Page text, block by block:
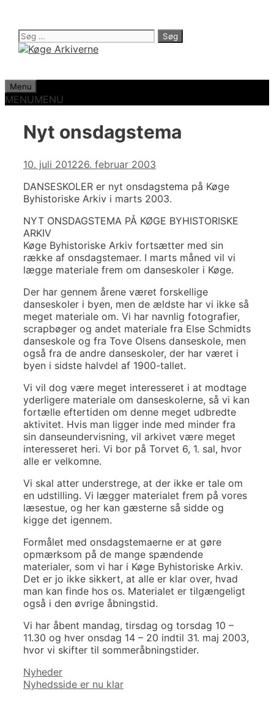
indhold
Søg
efter:
Menu
MENUMENU
Nyt onsdagstema
10. juli 201226. februar 2003
DANSESKOLER er nyt onsdagstema på Køge
Byhistoriske Arkiv i marts 2003.
NYT ONSDAGSTEMA PÅ KØGE BYHISTORISKE
ARKIV
Køge Byhistoriske Arkiv fortsætter med sin
række af onsdagstemaer. I marts måned vil vi
lægge materiale frem om danseskoler i Køge.
Der har gennem årene været forskellige
danseskoler i byen, men de ældste har vi ikke så
meget materiale om. Vi har navnlig fotografier,
scrapbøger og andet materiale fra Else Schmidts
danseskole og fra Tove Olsens danseskole, men
også fra de andre danseskoler, der har været i
byen i sidste halvdel af 1900-tallet.
Vi vil dog være meget interesseret i at modtage
yderligere materiale om danseskolerne, så vi kan
fortælle eftertiden om denne meget udbredte
aktivitet. Hvis man ligger inde med minder fra
sin danseundervisning, vil arkivet være meget
interesseret heri. Vi bor på Torvet 6, 1. sal, hvor
alle er velkomne.
Vi skal atter understrege, at der ikke er tale om
en udstilling. Vi lægger materialet frem på vores
læsestue, og her kan gæsterne så sidde og
kigge det igennem.
Formålet med onsdagstemaerne er at gøre
opmærksom på de mange spændende
materialer, som vi har i Køge Byhistoriske Arkiv.
Det er jo ikke sikkert, at alle er klar over, hvad
man kan finde hos os. Materialet er tilgængeligt
også i den øvrige åbningstid.
Vi har åbent mandag, tirsdag og torsdag 10 –
11.30 og hver onsdag 14 – 20 indtil 31. maj 2003,
hvor vi skifter til sommeråbningstider.
Kategorier
Nyheder
Indlægsnavigation
Nyhedsside er nu klar